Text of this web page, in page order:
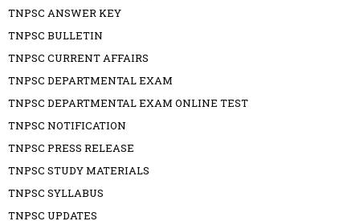
TNPSC ANSWER KEY
TNPSC BULLETIN
TNPSC CURRENT AFFAIRS
TNPSC DEPARTMENTAL EXAM
TNPSC DEPARTMENTAL EXAM ONLINE TEST
TNPSC NOTIFICATION
TNPSC PRESS RELEASE
TNPSC STUDY MATERIALS
TNPSC SYLLABUS
TNPSC UPDATES